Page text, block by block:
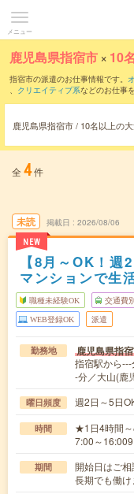
メニュー
鹿児島県指宿市 × 10
指宿市の派遣のお仕事情報です。
、 クリエイティブ系などのお仕事
鹿児島県指宿市 / 10名以上の
全 4件
未読
NEW
掲載日 2026/08/06
【8月～OK！週
マンションで生
職種未経験OK 交通費
WEB登録OK 派遣
勤務地 鹿児島県指
指宿駅から
-分／大山(鹿
曜日頻度 週2日～5日
時間
★1日4時間～
7:00～
期間
開始日はご
長期でも働け